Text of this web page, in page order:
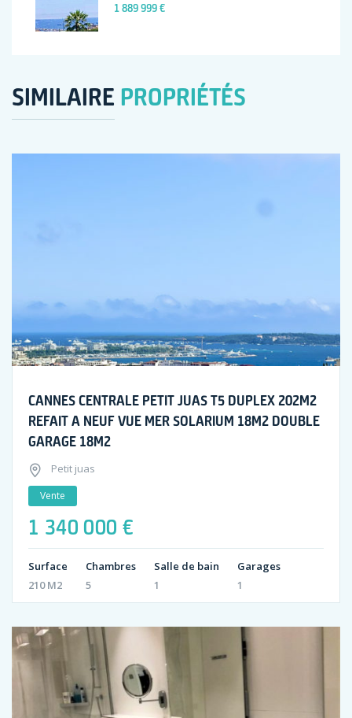
1 889 999 €
SIMILAIRE PROPRIÉTÉS
CANNES CENTRALE PETIT JUAS T5 DUPLEX 202M2
REFAIT A NEUF VUE MER SOLARIUM 18M2 DOUBLE
GARAGE 18M2
Petit juas
Vente
1 340 000 €
Surface
210 M2
Chambres
5
Salle de bain
1
Garages
1